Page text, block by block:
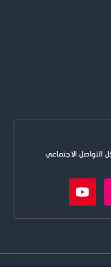
التواصل الاجتماعي